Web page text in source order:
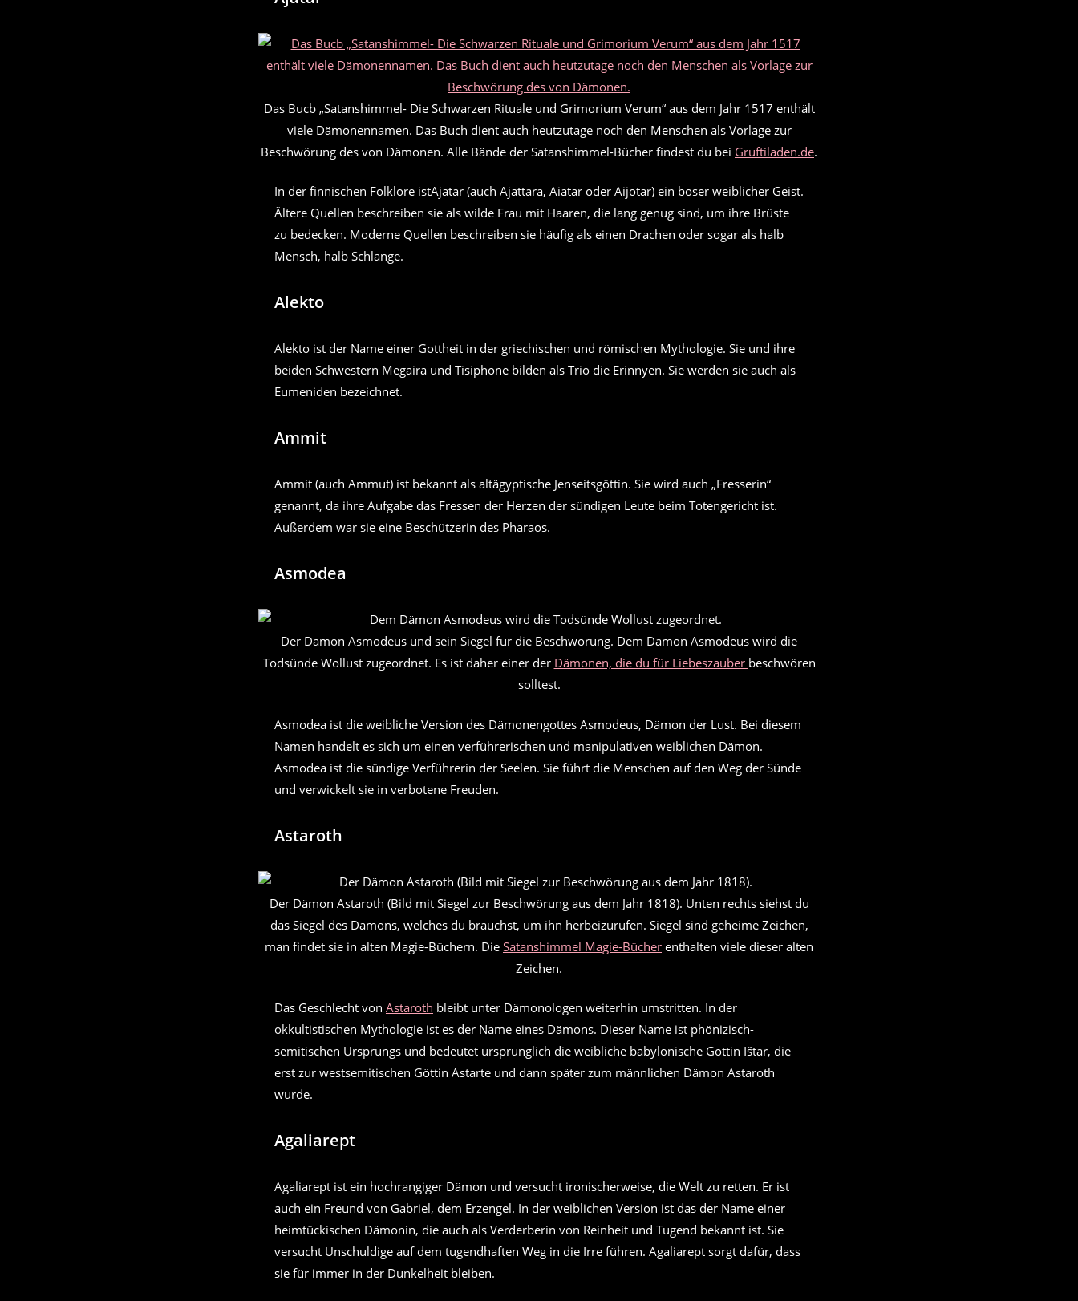
Das Bucb „Satanshimmel- Die Schwarzen Rituale und Grimorium Verum“ aus dem Jahr 1517 enthält
viele Dämonennamen. Das Buch dient auch heutzutage noch den Menschen als Vorlage zur
Beschwörung des von Dämonen. Alle Bände der Satanshimmel-Bücher findest du bei Gruftiladen.de.
In der finnischen Folklore istAjatar (auch Ajattara, Aiätär oder Aijotar) ein böser weiblicher Geist.
Ältere Quellen beschreiben sie als wilde Frau mit Haaren, die lang genug sind, um ihre Brüste
zu bedecken. Moderne Quellen beschreiben sie häufig als einen Drachen oder sogar als halb
Mensch, halb Schlange.
Alekto
Alekto ist der Name einer Gottheit in der griechischen und römischen Mythologie. Sie und ihre
beiden Schwestern Megaira und Tisiphone bilden als Trio die Erinnyen. Sie werden sie auch als
Eumeniden bezeichnet.
Ammit
Ammit (auch Ammut) ist bekannt als altägyptische Jenseitsgöttin. Sie wird auch „Fresserin“
genannt, da ihre Aufgabe das Fressen der Herzen der sündigen Leute beim Totengericht ist.
Außerdem war sie eine Beschützerin des Pharaos.
Asmodea
Der Dämon Asmodeus und sein Siegel für die Beschwörung. Dem Dämon Asmodeus wird die
Todsünde Wollust zugeordnet. Es ist daher einer der Dämonen, die du für Liebeszauber beschwören
solltest.
Asmodea ist die weibliche Version des Dämonengottes Asmodeus, Dämon der Lust. Bei diesem
Namen handelt es sich um einen verführerischen und manipulativen weiblichen Dämon.
Asmodea ist die sündige Verführerin der Seelen. Sie führt die Menschen auf den Weg der Sünde
und verwickelt sie in verbotene Freuden.
Astaroth
Der Dämon Astaroth (Bild mit Siegel zur Beschwörung aus dem Jahr 1818). Unten rechts siehst du
das Siegel des Dämons, welches du brauchst, um ihn herbeizurufen. Siegel sind geheime Zeichen,
man findet sie in alten Magie-Büchern. Die Satanshimmel Magie-Bücher enthalten viele dieser alten
Zeichen.
Das Geschlecht von Astaroth bleibt unter Dämonologen weiterhin umstritten. In der
okkultistischen Mythologie ist es der Name eines Dämons. Dieser Name ist phönizisch-
semitischen Ursprungs und bedeutet ursprünglich die weibliche babylonische Göttin Ištar, die
erst zur westsemitischen Göttin Astarte und dann später zum männlichen Dämon Astaroth
wurde.
Agaliarept
Agaliarept ist ein hochrangiger Dämon und versucht ironischerweise, die Welt zu retten. Er ist
auch ein Freund von Gabriel, dem Erzengel. In der weiblichen Version ist das der Name einer
heimtückischen Dämonin, die auch als Verderberin von Reinheit und Tugend bekannt ist. Sie
versucht Unschuldige auf dem tugendhaften Weg in die Irre führen. Agaliarept sorgt dafür, dass
sie für immer in der Dunkelheit bleiben.